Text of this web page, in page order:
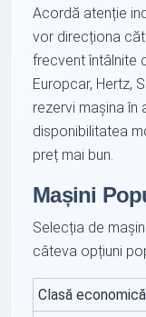
Acordă atenție
vor direcționa
frecvent întâlnite
Europcar, Hertz,
rezervi mașina în
disponibilitatea
preț mai bun.
Mașini
Selecția de
câteva opțiuni
Clasă economică